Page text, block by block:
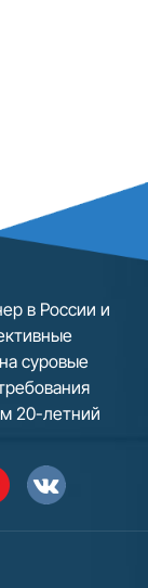
в России и
суровые
20-летний